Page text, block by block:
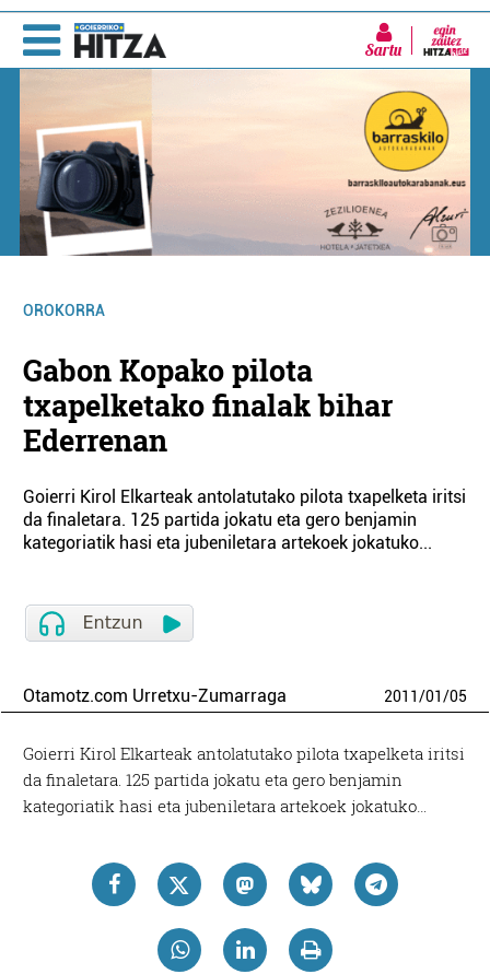
Sartu
OROKORRA
Gabon Kopako pilota
txapelketako finalak bihar
Ederrenan
Goierri Kirol Elkarteak antolatutako pilota txapelketa iritsi
da finaletara. 125 partida jokatu eta gero benjamin
kategoriatik hasi eta jubeniletara artekoek jokatuko...
Otamotz.com Urretxu-Zumarraga 2011/01/05
Goierri Kirol Elkarteak antolatutako pilota txapelketa iritsi
da finaletara. 125 partida jokatu eta gero benjamin
kategoriatik hasi eta jubeniletara artekoek jokatuko…